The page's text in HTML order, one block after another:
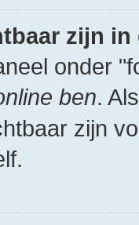
zijn
onder
ben.
zijn